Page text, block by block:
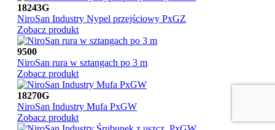
18243G
NiroSan Industry Nypel przejściowy PxGZ
Zobacz produkt
9500
NiroSan rura w sztangach po 3 m
Zobacz produkt
18270G
NiroSan Industry Mufa PxGW
Zobacz produkt